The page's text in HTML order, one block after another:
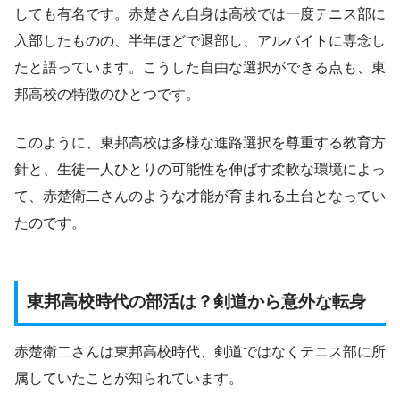
しても有名です。赤楚さん自身は高校では一度テニス部に
入部したものの、半年ほどで退部し、アルバイトに専念し
たと語っています。こうした自由な選択ができる点も、東
邦高校の特徴のひとつです。
このように、東邦高校は多様な進路選択を尊重する教育方
針と、生徒一人ひとりの可能性を伸ばす柔軟な環境によっ
て、赤楚衛二さんのような才能が育まれる土台となってい
たのです。
東邦高校時代の部活は？剣道から意外な転身
赤楚衛二さんは東邦高校時代、剣道ではなくテニス部に所
属していたことが知られています。